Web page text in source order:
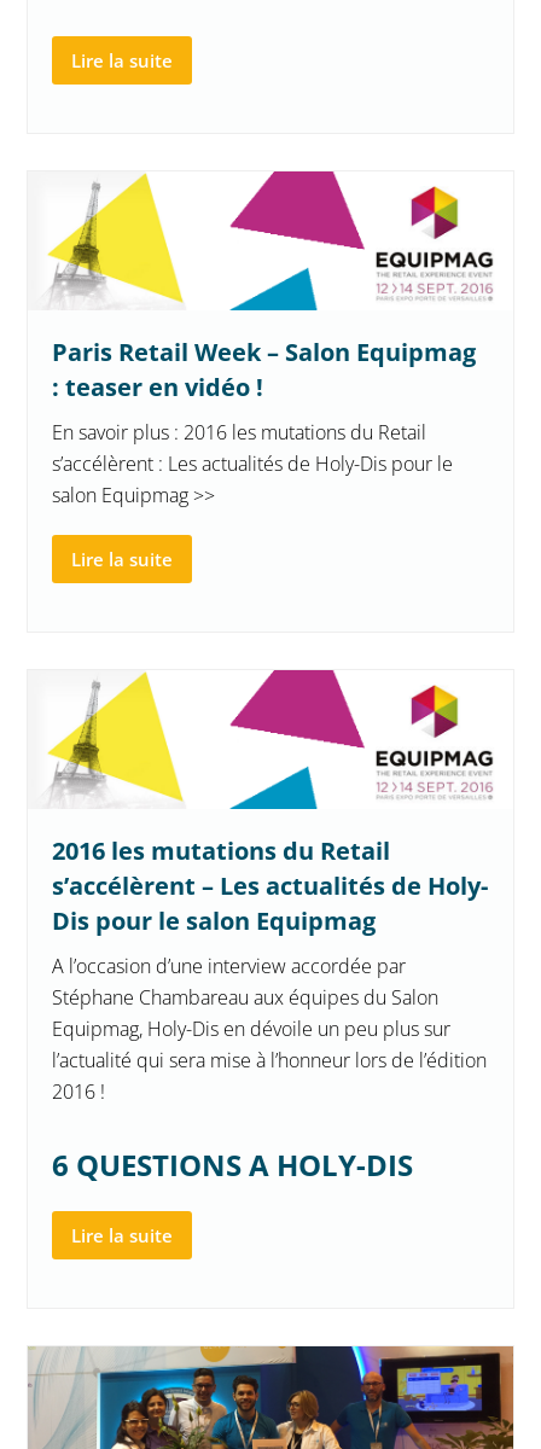
Lire la suite
Paris Retail Week – Salon Equipmag
: teaser en vidéo !
En savoir plus : 2016 les mutations du Retail
s’accélèrent : Les actualités de Holy-Dis pour le
salon Equipmag >>
Lire la suite
2016 les mutations du Retail
s’accélèrent – Les actualités de Holy-
Dis pour le salon Equipmag
A l’occasion d’une interview accordée par
Stéphane Chambareau aux équipes du Salon
Equipmag, Holy-Dis en dévoile un peu plus sur
l’actualité qui sera mise à l’honneur lors de l’édition
2016 !
6 QUESTIONS A HOLY-DIS
Lire la suite